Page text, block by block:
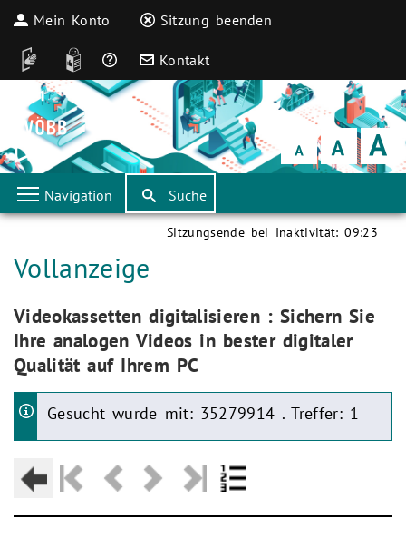
Mein Konto Sitzung beenden
DGS Leichte Sprache
Häufige Fragen
Kontakt
Schrift
klein Schrift
normal Schrift
groß
Navigation Suche
Sitzungsende bei Inaktivität: 09:23
Aktuelle Seite:
Vollanzeige
Aktuelle Seite:
Videokassetten digitalisieren : Sichern Sie
Ihre analogen Videos in bester digitaler
Qualität auf Ihrem PC
Gesucht wurde mit: 35279914 . Treffer: 1